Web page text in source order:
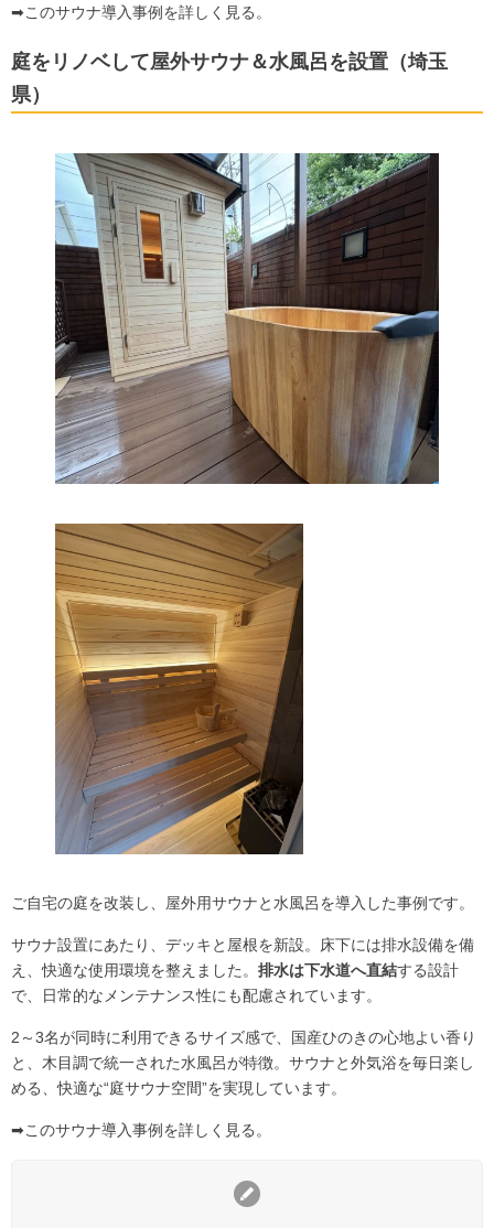
➡このサウナ導入事例を詳しく見る。
庭をリノベして屋外サウナ＆水風呂を設置（埼玉
県）
ご自宅の庭を改装し、屋外用サウナと水風呂を導入した事例です。
サウナ設置にあたり、デッキと屋根を新設。床下には排水設備を備
え、快適な使用環境を整えました。 排水は下水道へ直結する設計
で、日常的なメンテナンス性にも配慮されています。
2～3名が同時に利用できるサイズ感で、国産ひのきの心地よい香り
と、木目調で統一された水風呂が特徴。サウナと外気浴を毎日楽し
める、快適な“庭サウナ空間”を実現しています。
➡このサウナ導入事例を詳しく見る。